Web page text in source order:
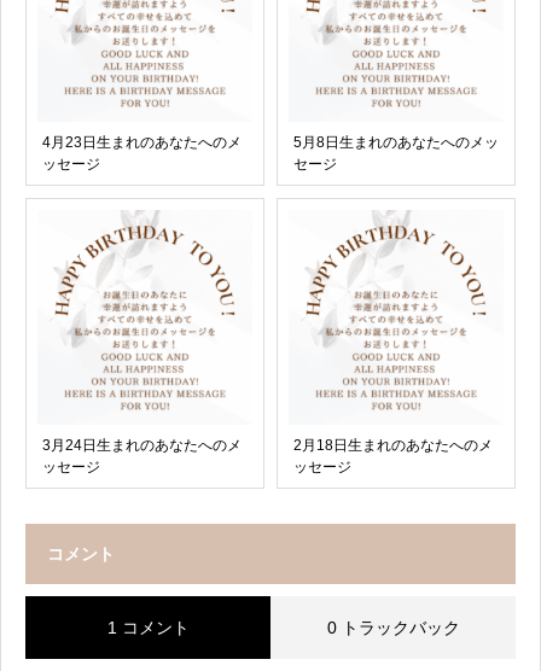
4月23日生まれのあなたへのメ
ッセージ
5月8日生まれのあなたへのメッ
セージ
3月24日生まれのあなたへのメ
ッセージ
2月18日生まれのあなたへのメ
ッセージ
コメント
1 コメント 0 トラックバック